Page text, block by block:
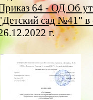
64 - ОД Об
сад №41" в
г.